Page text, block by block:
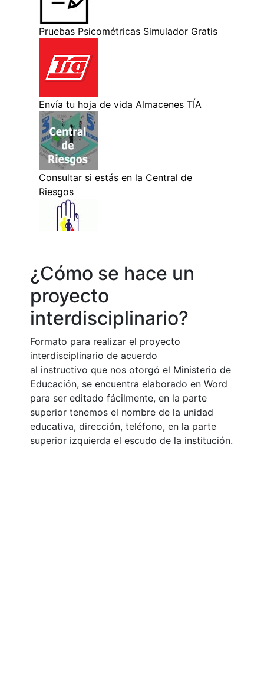
¿Cómo se hace un
proyecto
interdisciplinario?
Formato para realizar el proyecto
interdisciplinario de acuerdo
al instructivo que nos otorgó el Ministerio de
Educación, se encuentra elaborado en Word
para ser editado fácilmente, en la parte
superior tenemos el nombre de la unidad
educativa, dirección, teléfono, en la parte
superior izquierda el escudo de la institución.